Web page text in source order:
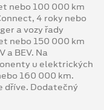
nebo 100 000 km
4 roky nebo
a vozy řady
nebo 150 000 km
a BEV. Na
u elektrických
160 000 km.
dříve. Dodatečný